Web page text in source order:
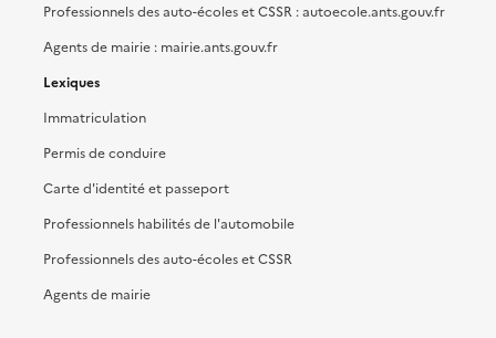
Professionnels des auto-écoles et CSSR : autoecole.ants.gouv.fr
Agents de mairie : mairie.ants.gouv.fr
Lexiques
Immatriculation
Permis de conduire
Carte d'identité et passeport
Professionnels habilités de l'automobile
Professionnels des auto-écoles et CSSR
Agents de mairie